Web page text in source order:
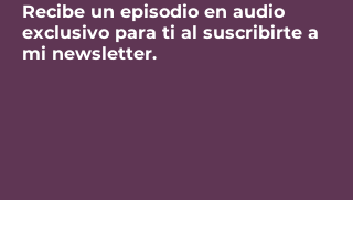
Recibe un episodio en audio
exclusivo para ti al suscribirte a
mi newsletter.